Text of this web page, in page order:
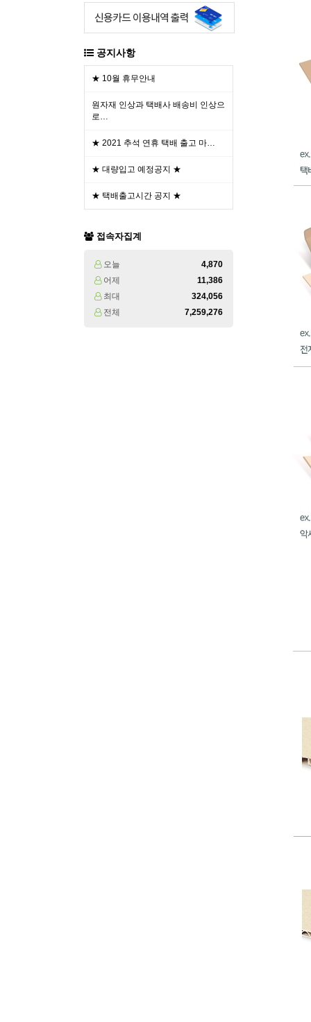
공지사항
★ 10월 휴무안내
원자재 인상과 택배사 배송비 인상으
로…
★ 2021 추석 연휴 택배 출고 마…
★ 대량입고 예정공지 ★
★ 택배출고시간 공지 ★
접속자집계
오늘
4,870
어제
11,386
최대
324,056
전체
7,259,276